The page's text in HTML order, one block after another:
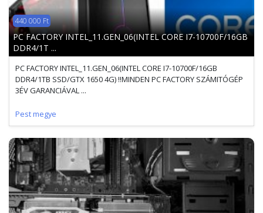
440 000 Ft
PC FACTORY INTEL_11.GEN_06(INTEL CORE I7-10700F/16GB
DDR4/1T ...
PC FACTORY INTEL_11.GEN_06(INTEL CORE I7-10700F/16GB
DDR4/1TB SSD/GTX 1650 4G) !!MINDEN PC FACTORY SZÁMITÓGÉP
3ÉV GARANCIÁVAL ...
Pest megye